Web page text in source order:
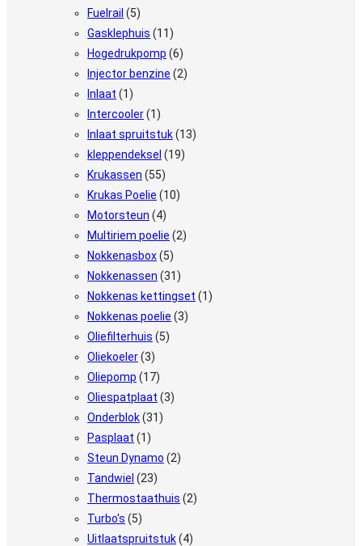
Fuelrail (5)
Gasklephuis (11)
Hogedrukpomp (6)
Injector benzine (2)
Inlaat (1)
Intercooler(1)
Inlaat spruitstuk(13)
kleppendeksel (19)
Krukassen (55)
Krukas Poelie (10)
Motorsteun (4)
Multiriem poelie (2)
Nokkenasbox(5)
Nokkenassen (31)
Nokkenas kettingset (1)
Nokkenas poelie (3)
Oliefilterhuis (5)
Oliekoeler(3)
Oliepomp (17)
Oliespatplaat (3)
Onderblok(31)
Pasplaat (1)
Steun Dynamo (2)
Tandwiel (23)
Thermostaathuis (2)
Turbo's (5)
Uitlaatspruitstuk(4)